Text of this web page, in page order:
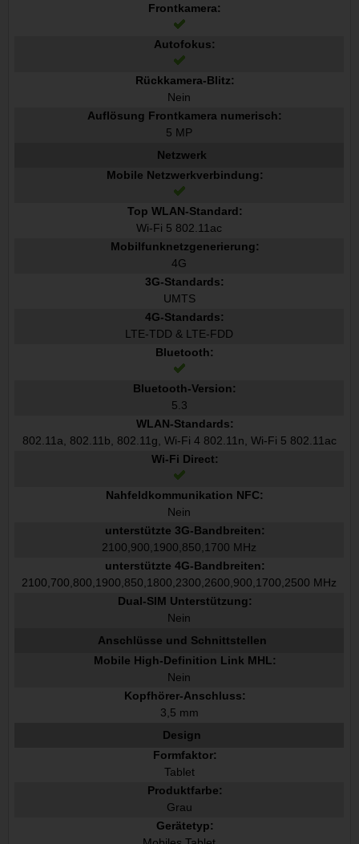
Frontkamera:
Autofokus:
Rückkamera-Blitz:
Nein
Auflösung Frontkamera numerisch:
5 MP
Netzwerk
Mobile Netzwerkverbindung:
Top WLAN-Standard:
Wi-Fi 5 802.11ac
Mobilfunknetzgenerierung:
4G
3G-Standards:
UMTS
4G-Standards:
LTE-TDD & LTE-FDD
Bluetooth:
Bluetooth-Version:
5.3
WLAN-Standards:
802.11a, 802.11b, 802.11g, Wi-Fi 4 802.11n, Wi-Fi 5 802.11ac
Wi-Fi Direct:
Nahfeldkommunikation NFC:
Nein
unterstützte 3G-Bandbreiten:
2100,900,1900,850,1700 MHz
unterstützte 4G-Bandbreiten:
2100,700,800,1900,850,1800,2300,2600,900,1700,2500 MHz
Dual-SIM Unterstützung:
Nein
Anschlüsse und Schnittstellen
Mobile High-Definition Link MHL:
Nein
Kopfhörer-Anschluss:
3,5 mm
Design
Formfaktor:
Tablet
Produktfarbe:
Grau
Gerätetyp: